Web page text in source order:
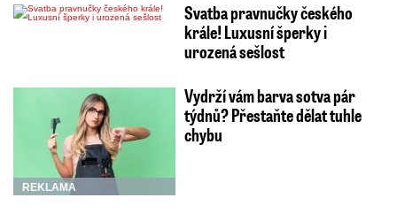
Svatba pravnučky českého
krále! Luxusní šperky i
urozená sešlost
REKLAMA
Vydrží vám barva sotva pár
týdnů? Přestaňte dělat tuhle
chybu